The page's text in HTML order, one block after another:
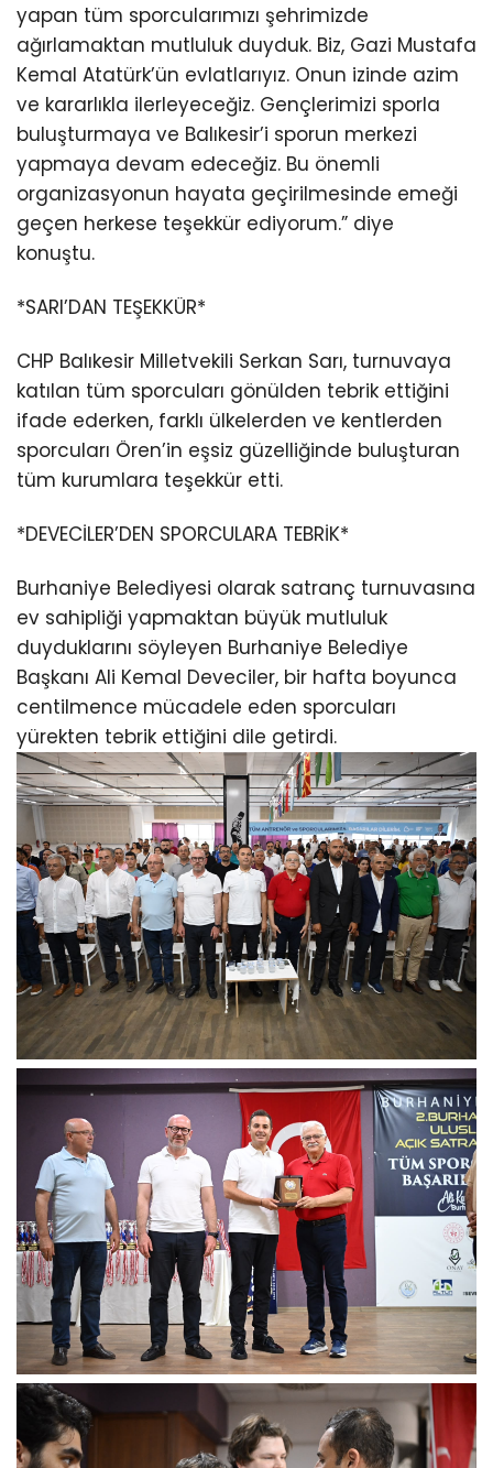
yapan tüm sporcularımızı şehrimizde
ağırlamaktan mutluluk duyduk. Biz, Gazi Mustafa
Kemal Atatürk’ün evlatlarıyız. Onun izinde azim
ve kararlıkla ilerleyeceğiz. Gençlerimizi sporla
buluşturmaya ve Balıkesir’i sporun merkezi
yapmaya devam edeceğiz. Bu önemli
organizasyonun hayata geçirilmesinde emeği
geçen herkese teşekkür ediyorum.” diye
konuştu.
*SARI’DAN TEŞEKKÜR*
CHP Balıkesir Milletvekili Serkan Sarı, turnuvaya
katılan tüm sporcuları gönülden tebrik ettiğini
ifade ederken, farklı ülkelerden ve kentlerden
sporcuları Ören’in eşsiz güzelliğinde buluşturan
tüm kurumlara teşekkür etti.
*DEVECİLER’DEN SPORCULARA TEBRİK*
Burhaniye Belediyesi olarak satranç turnuvasına
ev sahipliği yapmaktan büyük mutluluk
duyduklarını söyleyen Burhaniye Belediye
Başkanı Ali Kemal Deveciler, bir hafta boyunca
centilmence mücadele eden sporcuları
yürekten tebrik ettiğini dile getirdi.